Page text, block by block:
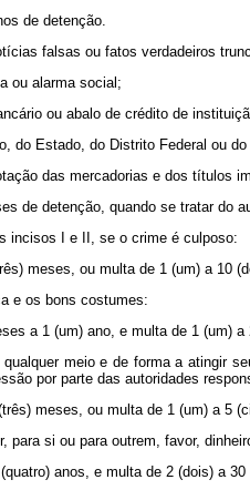
de detenção.
falsas ou fatos verdadeiros
alarma social;
ou abalo de crédito de
Estado, do Distrito Federal ou do
das mercadorias e dos títulos
detenção, quando se tratar do
I e II, se o crime é culposo:
meses, ou multa de 1 (um) a 10
os bons costumes:
a 1 (um) ano, e multa de 1 (um) a
meio e de forma a atingir
por parte das autoridades
meses, ou multa de 1 (um) a 5
si ou para outrem, favor,
anos, e multa de 2 (dois) a 30